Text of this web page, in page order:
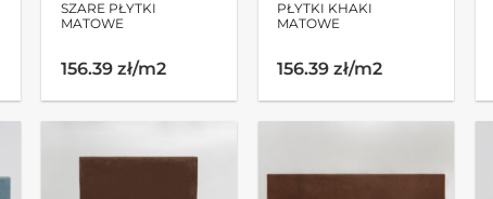
SZARE PŁYTKI
MATOWE
156.39 zł/m2
PŁYTKI KHAKI
MATOWE
156.39 zł/m2